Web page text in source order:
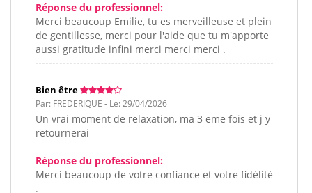
Réponse du professionnel:
Merci beaucoup Emilie, tu es merveilleuse et plein
de gentillesse, merci pour l'aide que tu m'apporte
aussi gratitude infini merci merci merci .
Bien être
Par: FREDERIQUE - Le: 29/04/2026
Un vrai moment de relaxation, ma 3 eme fois et j y
retournerai
Réponse du professionnel:
Merci beaucoup de votre confiance et votre fidélité
.